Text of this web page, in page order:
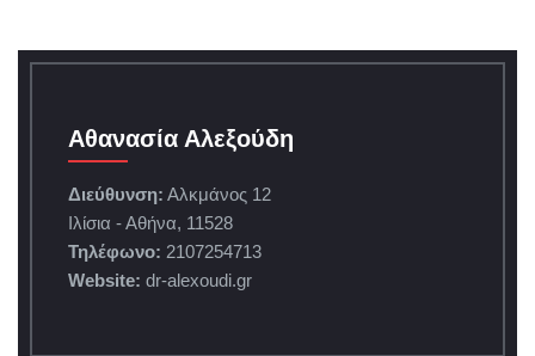
Αθανασία Αλεξούδη
Διεύθυνση: Αλκμάνος 12
Ιλίσια - Αθήνα, 11528
Τηλέφωνο: 2107254713
Website: dr-alexoudi.gr